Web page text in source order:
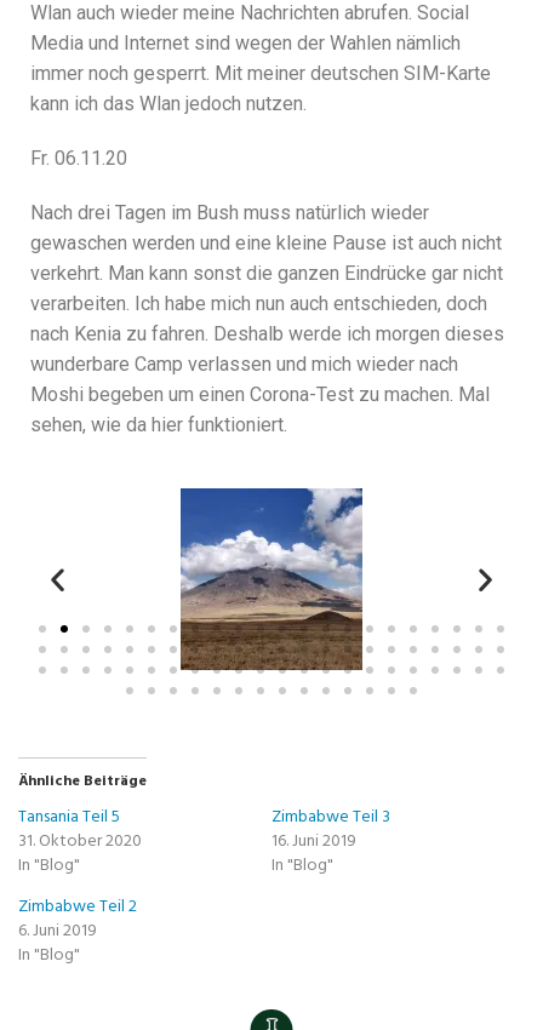
Wlan auch wieder meine Nachrichten abrufen. Social
Media und Internet sind wegen der Wahlen nämlich
immer noch gesperrt. Mit meiner deutschen SIM-Karte
kann ich das Wlan jedoch nutzen.
Fr. 06.11.20
Nach drei Tagen im Bush muss natürlich wieder
gewaschen werden und eine kleine Pause ist auch nicht
verkehrt. Man kann sonst die ganzen Eindrücke gar nicht
verarbeiten. Ich habe mich nun auch entschieden, doch
nach Kenia zu fahren. Deshalb werde ich morgen dieses
wunderbare Camp verlassen und mich wieder nach
Moshi begeben um einen Corona-Test zu machen. Mal
sehen, wie da hier funktioniert.
Ähnliche Beiträge
Tansania Teil 5
31. Oktober 2020
In "Blog"
Zimbabwe Teil 3
16. Juni 2019
In "Blog"
Zimbabwe Teil 2
6. Juni 2019
In "Blog"